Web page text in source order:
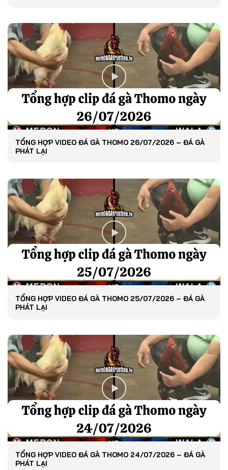
TỔNG HỢP VIDEO ĐÁ GÀ THOMO 26/07/2026 – ĐÁ GÀ
PHÁT LẠI
TỔNG HỢP VIDEO ĐÁ GÀ THOMO 25/07/2026 – ĐÁ GÀ
PHÁT LẠI
TỔNG HỢP VIDEO ĐÁ GÀ THOMO 24/07/2026 – ĐÁ GÀ
PHÁT LẠI